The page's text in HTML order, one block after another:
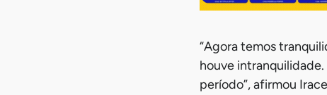
“Agora temos
houve
período”, afirmou